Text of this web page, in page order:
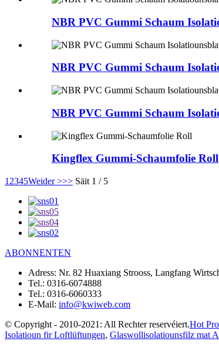
NBR PVC Gummi Schaum
NBR PVC Gummi Schaum
NBR PVC Gummi Schaum
Kingflex Gummi-Schaumfolie Roll
1 2345Weider >>> Säit 1 / 5
ABONNENTEN
Adress: Nr. 82 Huaxiang Strooss, Langfang
Tel.: 0316-6074888
Tel.: 0316-6060333
E-Mail: info@kwiweb.com
© Copyright - 2010-2021: All Rechter reservéiert.Hot
Isolatioun fir Loftlüftungen, Glaswollisolatiounsfilz mat